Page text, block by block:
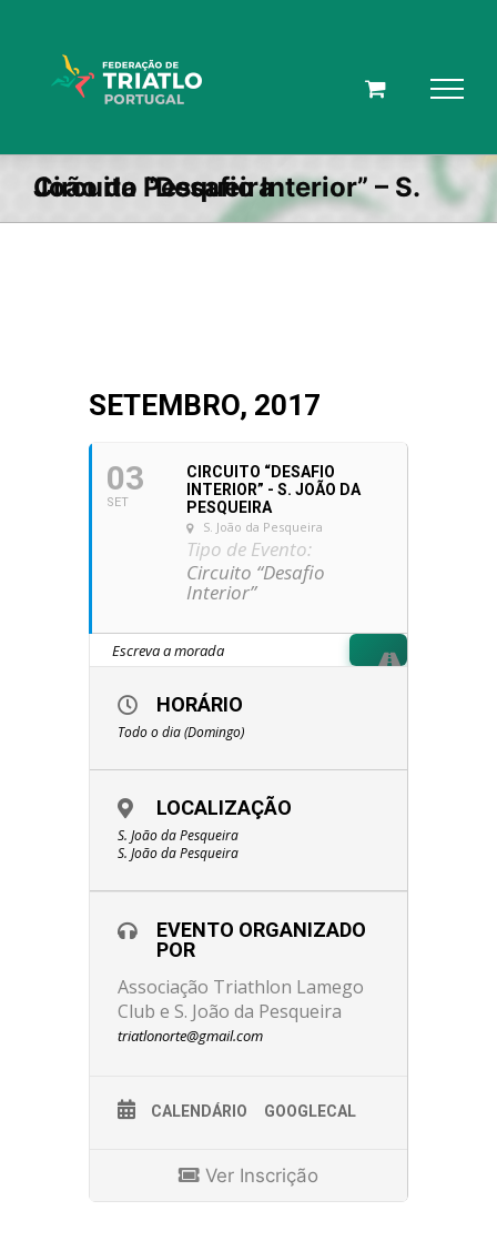
Circuito “Desafio Interior” – S. João da Pesqueira
SETEMBRO, 2017
03
SET
CIRCUITO “DESAFIO
INTERIOR” - S. JOÃO DA
PESQUEIRA
S. João da Pesqueira
Tipo de Evento:
Circuito “Desafio
Interior”
HORÁRIO
Todo o dia (Domingo)
LOCALIZAÇÃO
S. João da Pesqueira
S. João da Pesqueira
EVENTO ORGANIZADO
POR
Associação Triathlon Lamego
Club e S. João da Pesqueira
triatlonorte@gmail.com
CALENDÁRIO GOOGLECAL
Ver Inscrição